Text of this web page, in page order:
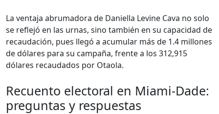
La ventaja abrumadora de Daniella Levine Cava no solo
se reflejó en las urnas, sino también en su capacidad de
recaudación, pues llegó a acumular más de 1.4 millones
de dólares para su campaña, frente a los 312,915
dólares recaudados por Otaola.
Recuento electoral en Miami-Dade:
preguntas y respuestas